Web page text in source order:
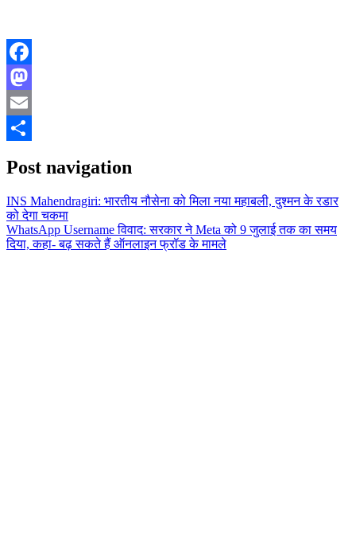
Facebook
Mastodon
Email
Post navigation
INS Mahendragiri: भारतीय नौसेना को मिला नया महाबली, दुश्मन के रडार
को देगा चकमा
WhatsApp Username विवाद: सरकार ने Meta को 9 जुलाई तक का समय
दिया, कहा- बढ़ सकते हैं ऑनलाइन फ्रॉड के मामले